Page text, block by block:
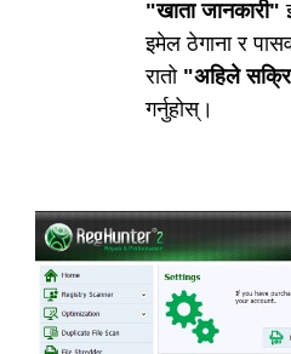
"खाता जानकारी"
इमेल ठेगाना र
रातो "अहिले
गर्नुहोस्।